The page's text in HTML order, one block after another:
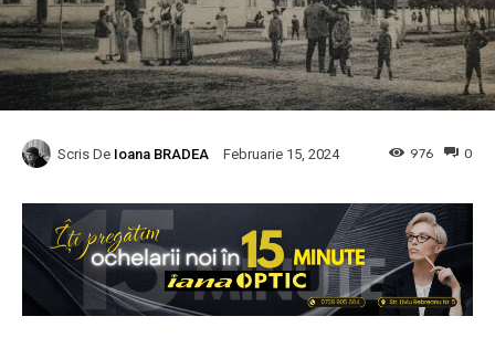
Scris De Ioana BRADEA Februarie 15, 2024 0
976